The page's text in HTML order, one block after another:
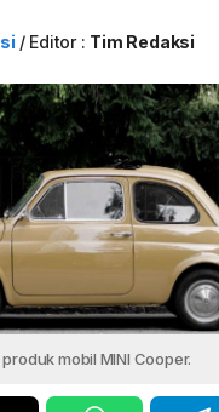
Editor : Tim Redaksi
mobil MINI Cooper.